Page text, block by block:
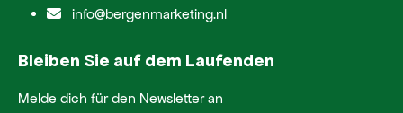
info@bergenmarketing.nl
Bleiben Sie auf dem Laufenden
Melde dich für den Newsletter an